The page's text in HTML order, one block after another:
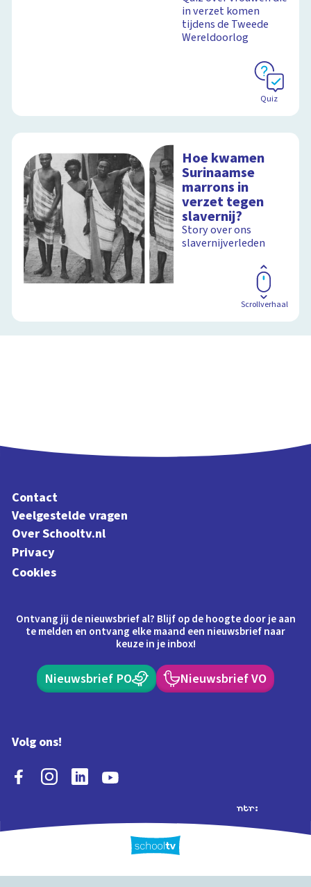
in verzet komen
tijdens de Tweede
Wereldoorlog
Quiz
Hoe kwamen
Surinaamse
marrons in
verzet tegen
slavernij?
Story over ons
slavernijverleden
Scrollverhaal
Contact
Veelgestelde vragen
Over Schooltv.nl
Privacy
Cookies
Ontvang jij de nieuwsbrief al? Blijf op de hoogte door je aan
te melden en ontvang elke maand een nieuwsbrief naar
keuze in je inbox!
Nieuwsbrief PO Nieuwsbrief VO
Volg ons!